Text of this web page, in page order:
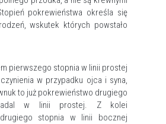
pokrewieństwa określa się
wskutek których powstało
pierwszego stopnia w linii prostej
w przypadku ojca i syna,
to już pokrewieństwo drugiego
w linii prostej. Z kolei
stopnia w linii bocznej